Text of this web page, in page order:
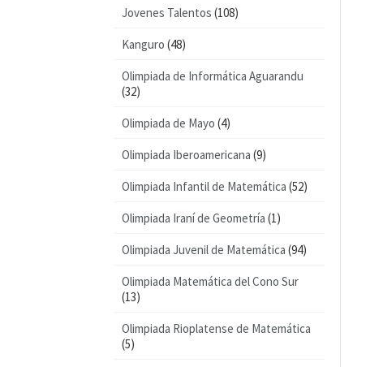
Jovenes Talentos (108)
Kanguro (48)
Olimpiada de Informática Aguarandu
(32)
Olimpiada de Mayo (4)
Olimpiada Iberoamericana (9)
Olimpiada Infantil de Matemática (52)
Olimpiada Iraní de Geometría (1)
Olimpiada Juvenil de Matemática (94)
Olimpiada Matemática del Cono Sur
(13)
Olimpiada Rioplatense de Matemática
(5)